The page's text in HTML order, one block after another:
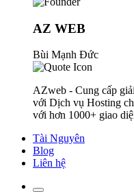
AZ WEB
Bùi Mạnh Đức
AZweb - Cung cấp
với Dịch vụ Hosting
với hơn 1000+ giao
Tài Nguyên
Blog
Liên hệ